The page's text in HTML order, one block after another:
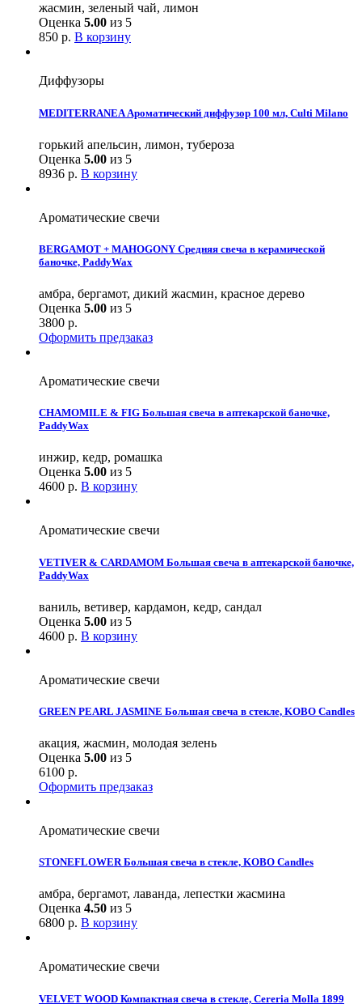
жасмин, зеленый чай, лимон
Оценка 5.00 из 5
850 р. В корзину
Диффузоры
MEDITERRANEA Ароматический диффузор 100 мл, Culti Milano
горький апельсин, лимон, тубероза
Оценка 5.00 из 5
8936 р. В корзину
Ароматические свечи
BERGAMOT + MAHOGONY Средняя свеча в керамической
баночке, PaddyWax
амбра, бергамот, дикий жасмин, красное дерево
Оценка 5.00 из 5
3800 р.
Оформить предзаказ
Ароматические свечи
CHAMOMILE & FIG Большая свеча в аптекарской баночке,
PaddyWax
инжир, кедр, ромашка
Оценка 5.00 из 5
4600 р. В корзину
Ароматические свечи
VETIVER & CARDAMOM Большая свеча в аптекарской баночке,
PaddyWax
ваниль, ветивер, кардамон, кедр, сандал
Оценка 5.00 из 5
4600 р. В корзину
Ароматические свечи
GREEN PEARL JASMINE Большая свеча в стекле, KOBO Candles
акация, жасмин, молодая зелень
Оценка 5.00 из 5
6100 р.
Оформить предзаказ
Ароматические свечи
STONEFLOWER Большая свеча в стекле, KOBO Candles
амбра, бергамот, лаванда, лепестки жасмина
Оценка 4.50 из 5
6800 р. В корзину
Ароматические свечи
VELVET WOOD Компактная свеча в стекле, Cereria Molla 1899